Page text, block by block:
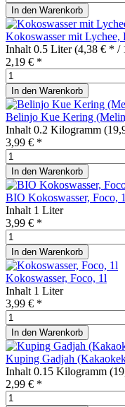
In den Warenkorb
Kokoswasser mit Lychee,
Inhalt 0.5 Liter(4,38 € * /
2,19 € *
In den Warenkorb
Belinjo Kue Kering
Inhalt 0.2 Kilogramm
3,99 € *
In den Warenkorb
BIO Kokoswasser, Foco,
Inhalt 1 Liter
3,99 € *
In den Warenkorb
Kokoswasser, Foco, 1l
Inhalt 1 Liter
3,99 € *
In den Warenkorb
Kuping Gadjah
Inhalt 0.15 Kilogramm
2,99 € *